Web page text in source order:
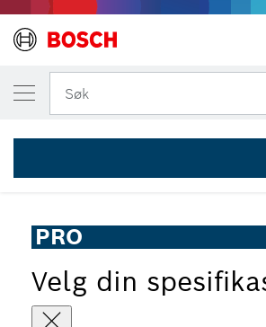
Søk
...
PRO Stainless Steel heavy
slagbormaskiner/-trekkere,
PRO
Velg din
DIN VALGTE VARIANT
PRO Stainless Steel
2 608 622 125